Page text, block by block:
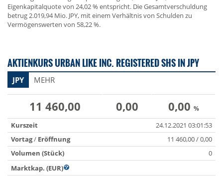
Eigenkapitalquote von 24,02 % entspricht. Die Gesamtverschuldung
betrug 2.019,94 Mio. JPY, mit einem Verhältnis von Schulden zu
Vermögenswerten von 58,22 %.
AKTIENKURS URBAN LIKE INC. REGISTERED SHS IN JPY
JPY MEHR
11 460,00 0,00 0,00 %
Kurszeit
24.12.2021 03:01:53
Vortag/ Eröffnung
11 460,00 / 0,00
Volumen (Stück)
0
Marktkap. (EUR)